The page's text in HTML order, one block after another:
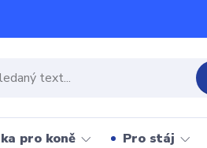
pro koně Pro stáj